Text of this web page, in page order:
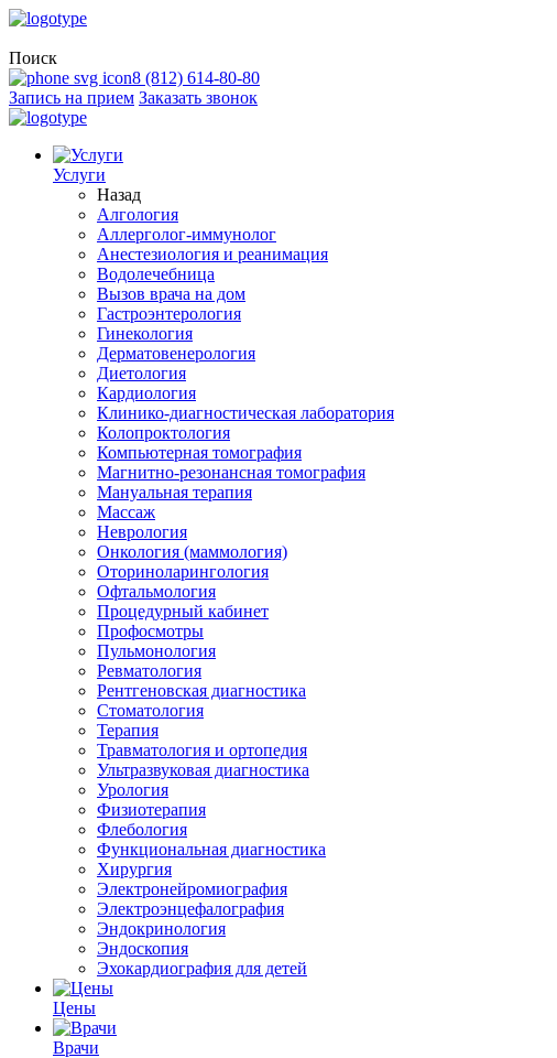
Поиск
8 (812) 614-80-80
Запись на прием Заказать звонок
Услуги
Назад
Алгология
Аллерголог-иммунолог
Анестезиология и реанимация
Водолечебница
Вызов врача на дом
Гастроэнтерология
Гинекология
Дерматовенерология
Диетология
Кардиология
Клинико-диагностическая лаборатория
Колопроктология
Компьютерная томография
Магнитно-резонансная томография
Мануальная терапия
Массаж
Неврология
Онкология (маммология)
Оториноларингология
Офтальмология
Процедурный кабинет
Профосмотры
Пульмонология
Ревматология
Рентгеновская диагностика
Стоматология
Терапия
Травматология и ортопедия
Ультразвуковая диагностика
Урология
Физиотерапия
Флебология
Функциональная диагностика
Хирургия
Электронейромиография
Электроэнцефалография
Эндокринология
Эндоскопия
Эхокардиография для детей
Цены
Врачи